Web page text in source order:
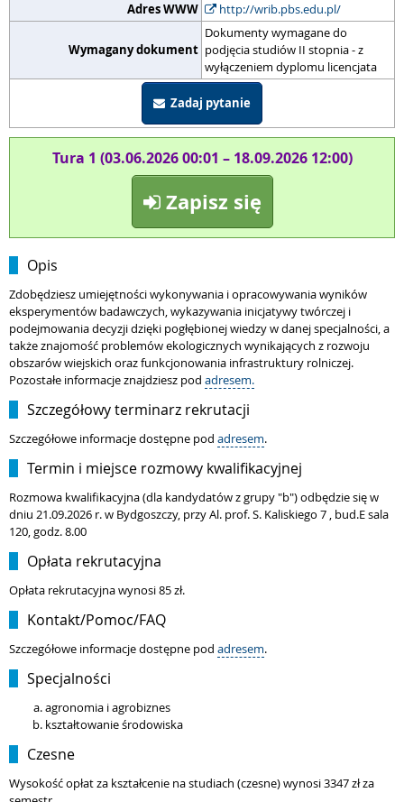
Adres WWW
http://wrib.pbs.edu.pl/
Wymagany dokument
Dokumenty wymagane do
podjęcia studiów II stopnia - z
wyłączeniem dyplomu licencjata
Zadaj pytanie
Tura 1 (03.06.2026 00:01 – 18.09.2026 12:00)
Zapisz się
Opis
Zdobędziesz umiejętności wykonywania i opracowywania wyników
eksperymentów badawczych, wykazywania inicjatywy twórczej i
podejmowania decyzji dzięki pogłębionej wiedzy w danej specjalności, a
także znajomość problemów ekologicznych wynikających z rozwoju
obszarów wiejskich oraz funkcjonowania infrastruktury rolniczej.
Pozostałe informacje znajdziesz pod adresem.
Szczegółowy terminarz rekrutacji
Szczegółowe informacje dostępne pod adresem.
Termin i miejsce rozmowy kwalifikacyjnej
Rozmowa kwalifikacyjna (dla kandydatów z grupy "b") odbędzie się w
dniu 21.09.2026 r. w Bydgoszczy, przy Al. prof. S. Kaliskiego 7 , bud.E sala
120, godz. 8.00
Opłata rekrutacyjna
Opłata rekrutacyjna wynosi 85 zł.
Kontakt/Pomoc/FAQ
Szczegółowe informacje dostępne pod adresem.
Specjalności
agronomia i agrobiznes
kształtowanie środowiska
Czesne
Wysokość opłat za kształcenie na studiach (czesne) wynosi 3347 zł za